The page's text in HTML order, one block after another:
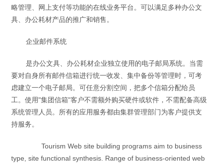
略管理、网上支付等功能的在线业务平台。可以满足多种办公文
具、办公耗材产品的推广和销售。
企业邮件系统
是办公文具、办公耗材企业独立使用的电子邮局系统。当需
要对自身所有邮件信箱进行统一收发、集中备份等管理时，可考
虑建立一个电子邮局。可任意分割空间，把多个信箱分配给员
工。使用"集团信箱"客户不需额外购买硬件或软件，不需配备高级
系统管理人员。所有的应用服务都由集群管理部门为客户提供支
持服务。
Tourism Web site building programs aim to business
type, site functional synthesis. Range of business-oriented web